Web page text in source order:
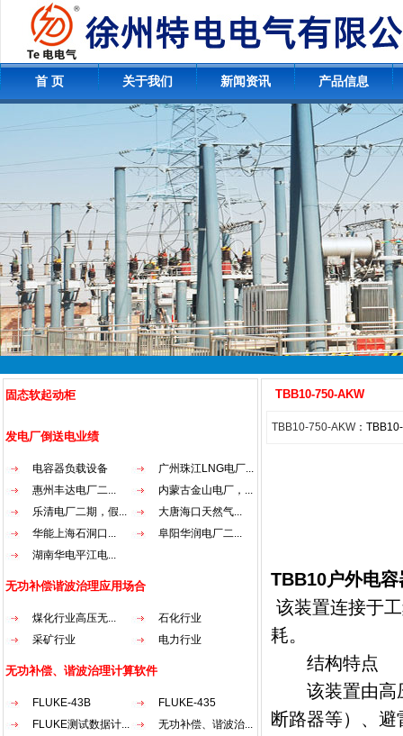
首 页 关于我们 新闻资讯 产品信息
固态软起动柜
发电厂倒送电业绩
电容器负载设备
广州珠江LNG电厂...
惠州丰达电厂二...
内蒙古金山电厂，...
乐清电厂二期，假...
大唐海口天然气...
华能上海石洞口...
阜阳华润电厂二...
湖南华电平江电...
无功补偿谐波治理应用场合
煤化行业高压无...
石化行业
采矿行业
电力行业
无功补偿、谐波治理计算软件
FLUKE-43B
FLUKE-435
FLUKE测试数据计...
无功补偿、谐波治...
TBB10-750-AKW
TBB10-750-AKW：
TBB10户外电
该装置连接于
耗。
结构特点
该装置由高
断路器等）、